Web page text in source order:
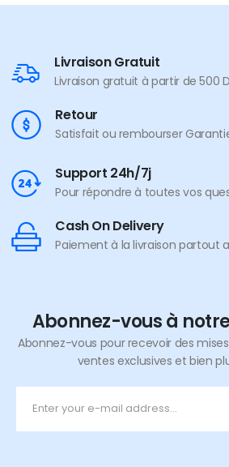
Livraison Gratuit
Livraison gratuit à partir de 500
Retour
Satisfait ou rembourser
Support 24h/7j
Pour répondre à toutes vos
Cash On Delivery
Paiement à la livraison partout
Abonnez-vous à
Abonnez-vous pour recevoir des
ventes exclusives et bien